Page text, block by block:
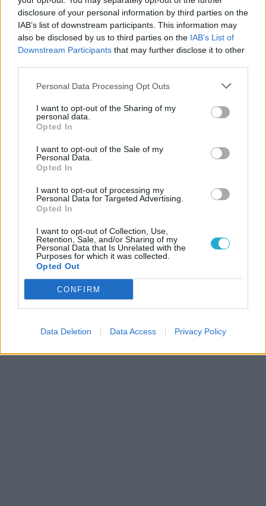
disclosure of your personal information by third parties on the
IAB’s list of downstream participants. This information may
also be disclosed by us to third parties on the IAB’s List of
Downstream Participants that may further disclose it to other
Personal Data Processing Opt Outs
I want to opt-out of the Sharing of my
personal data.
Opted In
I want to opt-out of the Sale of my
Personal Data.
Opted In
I want to opt-out of processing my
Personal Data for Targeted Advertising.
Opted In
I want to opt-out of Collection, Use,
Retention, Sale, and/or Sharing of my
Personal Data that Is Unrelated with the
Purposes for which it was collected.
Opted Out
CONFIRM
Data Deletion Data Access Privacy Policy
Microsoft, mint maga a Sony
Nincs több találgatás, ezen a napon gurul
be a Forza Horizon 5 PS5-re